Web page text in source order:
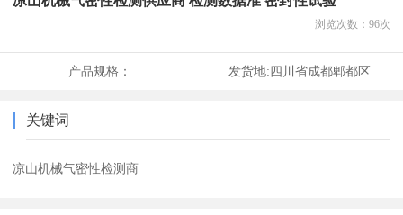
浏览次数： 96次
产品规格： 发货地:四川省成都郫都区
关键词
凉山机械气密性检测商